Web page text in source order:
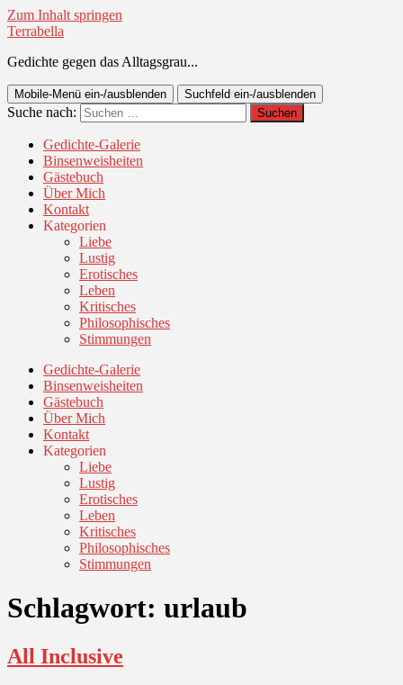
Zum Inhalt springen
Terrabella
Gedichte gegen das Alltagsgrau...
Mobile-Menü ein-/ausblenden Suchfeld ein-/ausblenden
Suche nach:
Gedichte-Galerie
Binsenweisheiten
Gästebuch
Über Mich
Kontakt
Kategorien
Liebe
Lustig
Erotisches
Leben
Kritisches
Philosophisches
Stimmungen
Gedichte-Galerie
Binsenweisheiten
Gästebuch
Über Mich
Kontakt
Kategorien
Liebe
Lustig
Erotisches
Leben
Kritisches
Philosophisches
Stimmungen
Schlagwort: urlaub
All Inclusive